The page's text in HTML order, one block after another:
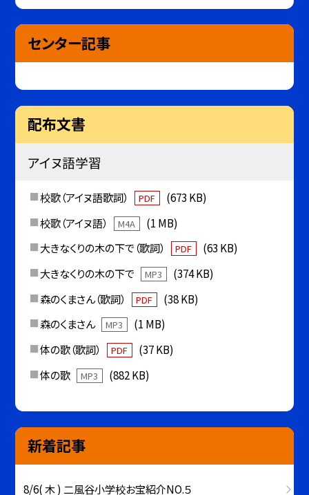
センター記事
配布文書
アイヌ語学習
校歌（アイヌ語歌詞） PDF
(673 KB)
校歌（アイヌ語）
M4A
(1 MB)
大きなくりの木の下で（歌詞）
PDF
(63 KB)
大きなくりの木の下で
MP3
(374 KB)
森のくまさん（歌詞）
PDF
(38 KB)
森のくまさん
MP3
(1 MB)
体の歌（歌詞）
PDF
(37 KB)
体の歌
MP3 (882 KB)
新着記事
8/6( 木 ) 二風谷小学校お宝紹介NO.５